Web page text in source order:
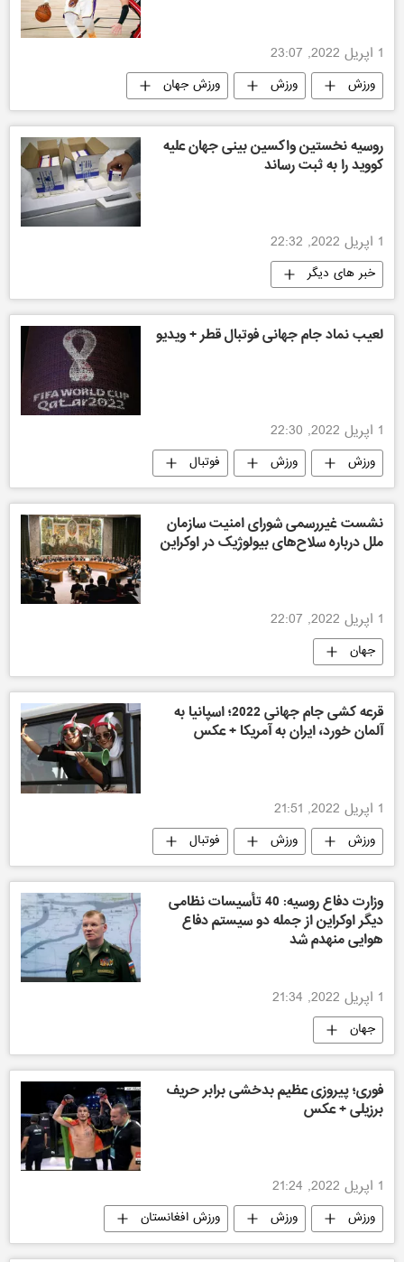
1 اپریل 2022, 23:07
ورزش ورزش ورزش جهان
روسیه نخستین واکسین بینی جهان علیه
کووید را به ثبت رساند
1 اپریل 2022, 22:32
خبر های دیگر
لعیب نماد جام جهانی فوتبال قطر + ویدیو
1 اپریل 2022, 22:30
ورزش ورزش
فوتبال
فوتبال
نشست غیررسمی شورای امنیت سازمان
ملل درباره سلاح‌های بیولوژیک در اوکراین
1 اپریل 2022, 22:07
جهان
قرعه کشی جام جهانی 2022؛ اسپانیا به
آلمان خورد، ایران به آمریکا + عکس
1 اپریل 2022, 21:51
ورزش ورزش
فوتبال
فوتبال
وزارت دفاع روسیه: 40 تأسیسات نظامی
دیگر اوکراین از جمله دو سیستم دفاع
هوایی منهدم شد
1 اپریل 2022, 21:34
جهان
فوری؛ پیروزی عظیم بدخشی برابر حریف
برزیلی + عکس
1 اپریل 2022, 21:24
ورزش ورزش ورزش افغانستان